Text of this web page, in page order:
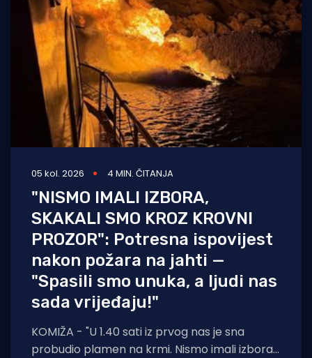
05 kol. 2026 4 MIN. ČITANJA
"NISMO IMALI IZBORA,
SKAKALI SMO KROZ KROVNI
PROZOR": Potresna ispovijest
nakon požara na jahti —
"Spasili smo unuka, a ljudi nas
sada vrijeđaju!"
KOMIŽA - "U 1.40 sati iz prvog nas je sna
probudio plamen na krmi. Nismo imali izbora